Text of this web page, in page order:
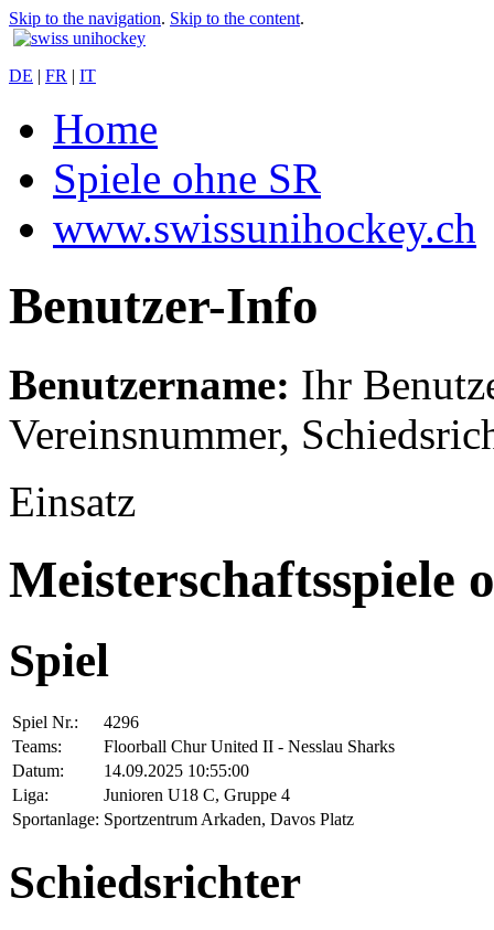
Skip to the navigation. Skip to the content.
DE | FR | IT
Home
Spiele ohne SR
www.swissunihockey.ch
Benutzer-Info
Benutzername: Ihr
Vereinsnummer,
Einsatz
Meisterschaftsspiele
Spiel
Spiel Nr.:
4296
Teams:
Floorball Chur United II - Nesslau Sharks
Datum:
14.09.2025 10:55:00
Liga:
Junioren U18 C, Gruppe 4
Sportanlage: Sportzentrum Arkaden, Davos Platz
Schiedsrichter